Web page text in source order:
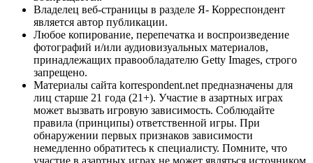
Владелец веб-страницы в разделе Я- Корреспондент
является автор публикации.
Любое копирование, перепечатка и воспроизведение
фотографий и/или аудиовизуальных материалов,
принадлежащих правообладателю Getty Images, строго
запрещено.
Материалы сайта korrespondent.net предназначены для
лиц старше 21 года (21+). Участие в азартных играх
может вызвать игровую зависимость. Соблюдайте
правила (принципы) ответственной игры. При
обнаружении первых признаков зависимости
немедленно обратитесь к специалисту. Помните, что
участие в азартных играх не может являться источником